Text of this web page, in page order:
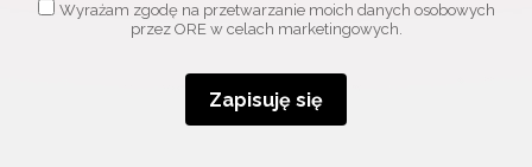
Wyrażam zgodę na przetwarzanie moich danych osobowych
przez ORE w celach marketingowych.
Zapisuję się